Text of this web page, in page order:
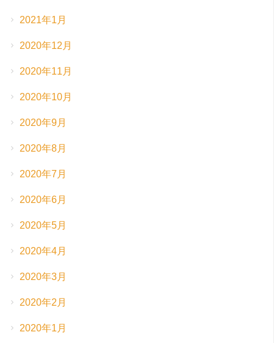
2021年1月
2020年12月
2020年11月
2020年10月
2020年9月
2020年8月
2020年7月
2020年6月
2020年5月
2020年4月
2020年3月
2020年2月
2020年1月